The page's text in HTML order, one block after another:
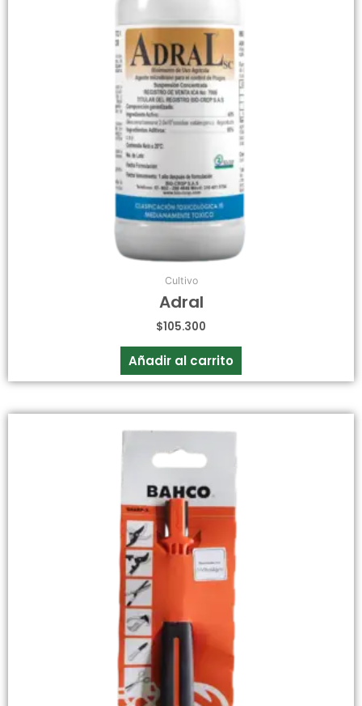
Cultivo
Adral
$105.300
Añadir al carrito